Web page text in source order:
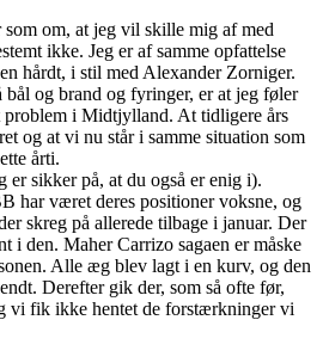
som om, at jeg vil skille mig af med
ikke. Jeg er af samme opfattelse
hårdt, i stil med Alexander Zorniger.
og brand og fyringer, er at jeg føler
problem i Midtjylland. At tidligere års
og at vi nu står i samme situation som
årti.
sikker på, at du også er enig i).
har været deres positioner voksne, og
skreg på allerede tilbage i januar. Der
i den. Maher Carrizo sagaen er måske
Alle æg blev lagt i en kurv, og den
Derefter gik der, som så ofte før,
vi fik ikke hentet de forstærkninger vi